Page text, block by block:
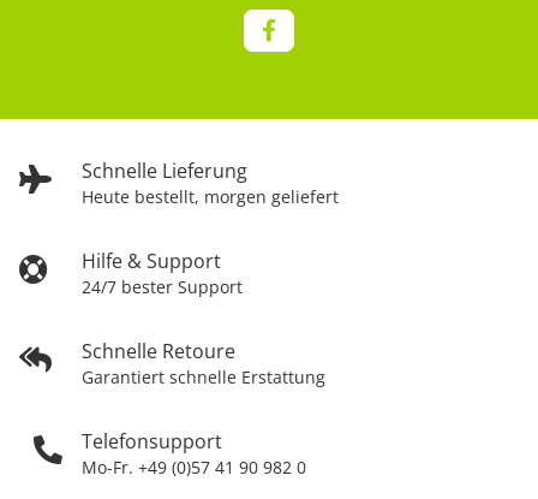
Schnelle Lieferung
Heute bestellt, morgen geliefert
Hilfe & Support
24/7 bester Support
Schnelle Retoure
Garantiert schnelle Erstattung
Telefonsupport
Mo-Fr. +49 (0)57 41 90 982 0